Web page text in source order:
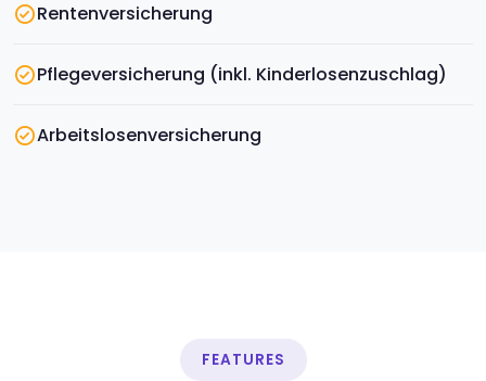
Rentenversicherung
Pflegeversicherung (inkl. Kinderlosenzuschlag)
Arbeitslosenversicherung
FEATURES